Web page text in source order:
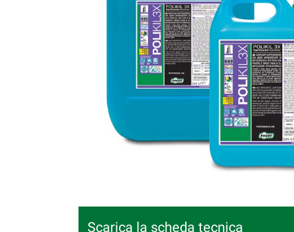
Scarica la scheda tecnica